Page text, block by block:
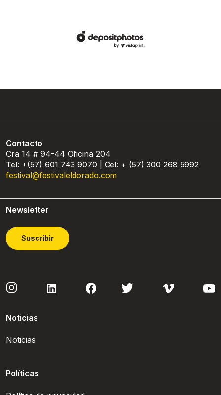
Contacto
Cra 14 # 94-44 Oficina 204
Tel: +(57) 601 743 9070 | Cel: + (57) 300 268 5992
festival@festivaleldorado.com
Newsletter
Suscribir
Noticias
Noticias
Políticas